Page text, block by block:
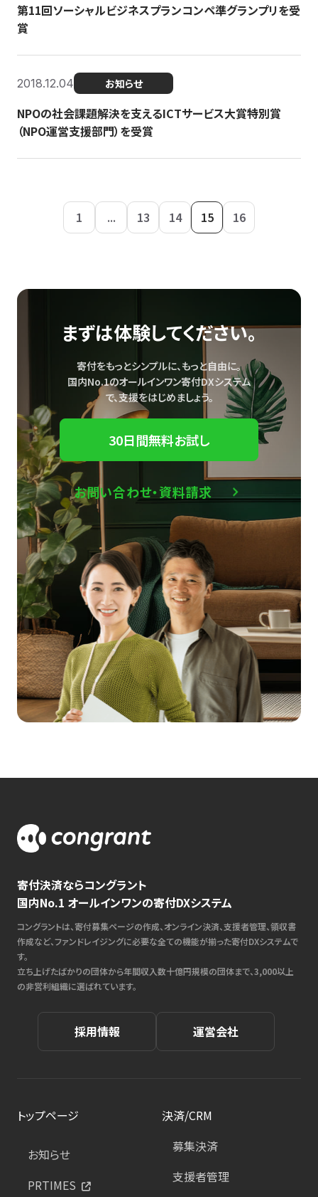
第11回ソーシャルビジネスプランコンペ準グランプリを受
賞
2018.12.04 お知らせ
NPOの社会課題解決を支えるICTサービス大賞特別賞
（NPO運営支援部門）を受賞
1 ... 13 14 15 16
まずは体験してください。
寄付をもっとシンプルに、もっと自由に。
国内No.1のオールインワン寄付DXシステム
で、支援をはじめましょう。
30日間無料お試し
お問い合わせ・資料請求
寄付決済ならコングラント
国内No.1 オールインワンの寄付DXシステム
コングラントは、寄付募集ページの作成、オンライン決済、支援者管理、領収書
作成など、ファンドレイジングに必要な全ての機能が揃った寄付DXシステムで
す。
立ち上げたばかりの団体から年間収入数十億円規模の団体まで、3,000以上
の非営利組織に選ばれています。
採用情報 運営会社
トップページ
お知らせ
PRTIMES
決済/CRM
募集決済
支援者管理